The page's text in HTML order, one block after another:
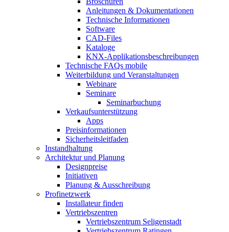
Anleitungen & Dokumentationen
Technische Informationen
Software
CAD-Files
Kataloge
KNX-Applikationsbeschreibungen
Technische FAQs mobile
Weiterbildung und Veranstaltungen
Webinare
Seminare
Seminarbuchung
Verkaufsunterstützung
Apps
Preisinformationen
Sicherheitsleitfaden
Instandhaltung
Architektur und Planung
Designpreise
Initiativen
Planung & Ausschreibung
Profinetzwerk
Installateur finden
Vertriebszentren
Vertriebszentrum Seligenstadt